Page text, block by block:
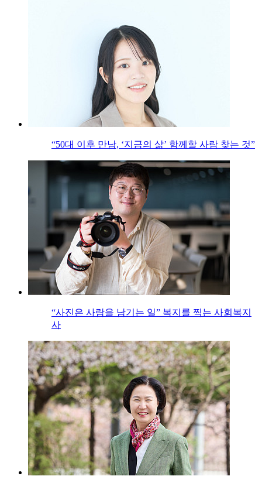
“50대 이후 만남, ‘지금의 삶’ 함께할 사람 찾는 것”
“사진은 사람을 남기는 일” 복지를 찍는 사회복지
사